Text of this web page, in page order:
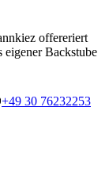
offereriert
eigener Backstube
+49 30 76232253